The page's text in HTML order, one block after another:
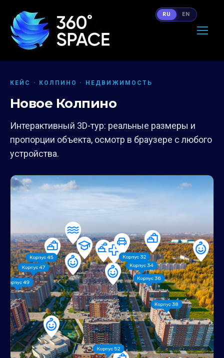
КЕЙС · КОЛПИНО · НЕДВИЖИМОСТЬ
Новое Колпино
Интерактивный 3D-тур: реальные размеры и
пропорции объекта, осмотр в браузере с любого
устройства.
RU EN